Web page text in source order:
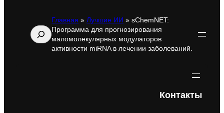
Поиск
Главная » Лучшие ИИ » sChemNET:
Программа для прогнозирования
маломолекулярных модулаторов
активности miRNA в лечении заболеваний.
Контакты